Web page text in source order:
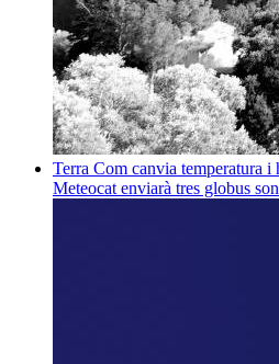
Terra Com canvia temperatura i
Meteocat enviarà tres globus